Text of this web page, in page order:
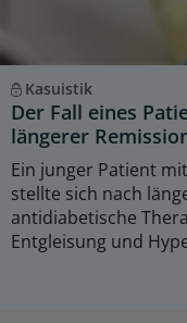
Kasuistik
Der Fall eines
längerer
Ein junger Patient
stellte sich nach
antidiabetische
Entgleisung und